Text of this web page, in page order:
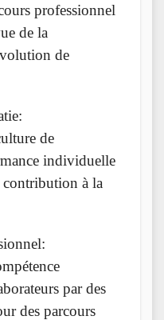
professionnel
de la
de
de
individuelle
contribution à la
par des
des parcours